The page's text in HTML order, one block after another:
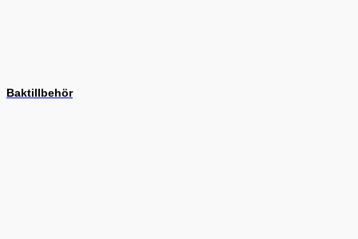
Baktillbehör